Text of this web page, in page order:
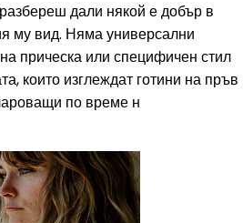
дали някой е добър в
му вид. Няма универсални
прическа или специфичен стил
които изглеждат готини на пръв
по време н